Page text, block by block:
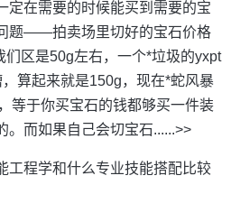
定在需要的时候能买到需要的宝
题——拍卖场里切好的宝石价格
区是50g左右，一个*垃圾的yxpt
算起来就是150g，现在*蛇风暴
等于你买宝石的钱都够买一件装
。而如果自己会切宝石......>>
工程学和什么专业技能搭配比较